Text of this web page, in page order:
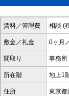
賃料／管理費 相談 (
敷金／礼金 0ヶ月
間取り 事務所
所在階 地上1
住所 東京都